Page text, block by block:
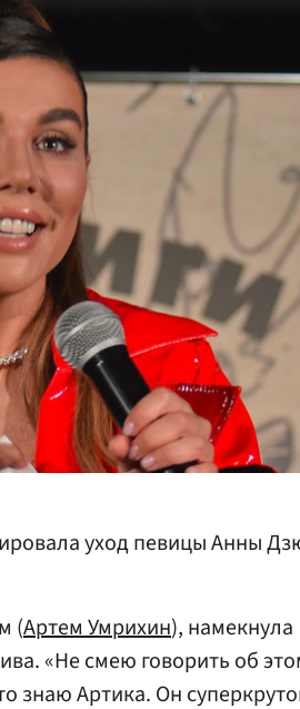
уход певицы Анны
(Артем Умрихин), намекнула
«Не смею говорить об
знаю Артика. Он